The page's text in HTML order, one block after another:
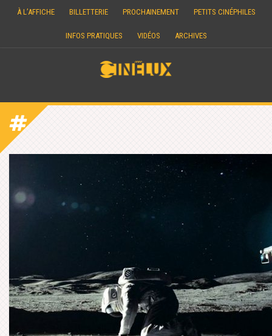
À L’AFFICHE BILLETTERIE PROCHAINEMENT PETITS CINÉPHILES
INFOS PRATIQUES VIDÉOS ARCHIVES